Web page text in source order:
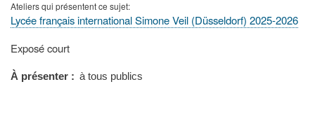
Ateliers qui présentent ce sujet
Lycée français international Simone Veil (Düsseldorf) 2025-2026
Type
présentation
Exposé court
À présenter à tous publics